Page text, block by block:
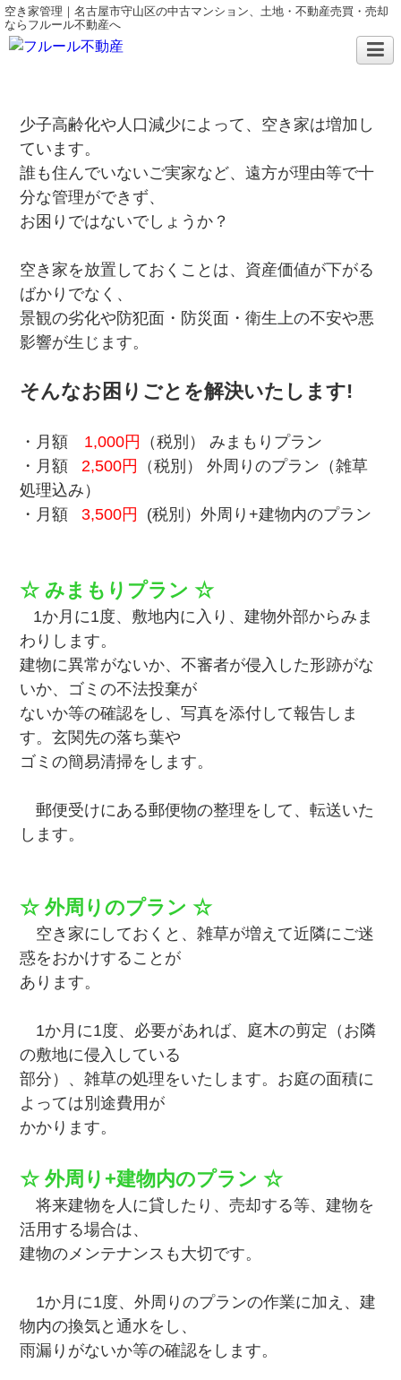
空き家管理｜名古屋市守山区の中古マンション、土地・不動産売買・売却
ならフルール不動産へ
少子高齢化や人口減少によって、空き家は増加し
ています。
誰も住んでいないご実家など、遠方が理由等で十
分な管理ができず、
お困りではないでしょうか？
空き家を放置しておくことは、資産価値が下がる
ばかりでなく、
景観の劣化や防犯面・防災面・衛生上の不安や悪
影響が生じます。
そんなお困りごとを解決いたします!
・月額 1,000円
（税別） みまもりプラン
・月額2,500円
（税別） 外周りのプラン（雑草
処理込み）
・月額3,500円 (税別）外周り+建物内のプラン
☆ みまもりプラン ☆
1か月に1度、敷地内に入り、建物外部からみま
わりします。
建物に異常がないか、不審者が侵入した形跡がな
いか、ゴミの不法投棄が
ないか等の確認をし、写真を添付して報告しま
す。玄関先の落ち葉や
ゴミの簡易清掃をします。
郵便受けにある郵便物の整理をして、転送いた
します。
☆ 外周りのプラン ☆
空き家にしておくと、雑草が増えて近隣にご迷
惑をおかけすることが
あります。
1か月に1度、必要があれば、庭木の剪定（お隣
の敷地に侵入している
部分）、雑草の処理をいたします。お庭の面積に
よっては別途費用が
かかります。
☆ 外周り+建物内のプラン ☆
将来建物を人に貸したり、売却する等、建物を
活用する場合は、
建物のメンテナンスも大切です。
1か月に1度、外周りのプランの作業に加え、建
物内の換気と通水をし、
雨漏りがないか等の確認をします。